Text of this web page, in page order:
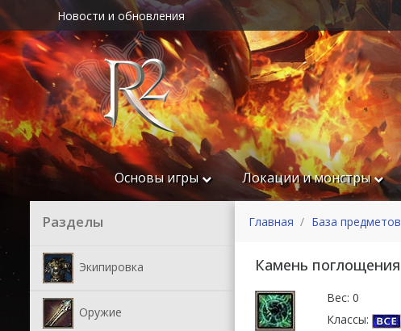
Новости и обновления
Основы игры Локации и монстры
Разделы
Экипировка
Оружие
Главная База предметов
Камень поглощения
Вес: 0
Классы: